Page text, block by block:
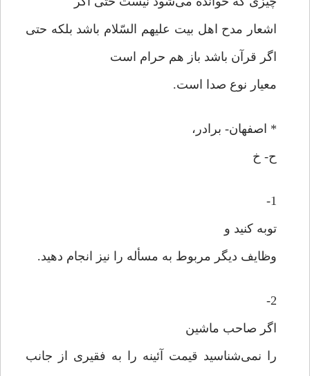
اشعار مدح اهل بیت علیهم السّلام باشد بلکه حتی
اگر قرآن باشد باز هم حرام است
معیار نوع صدا است.
* اصفهان- برادر،
ح- خ
1-
توبه کنید و
وظایف دیگر مربوط به مسأله را نیز انجام دهید.
2-
اگر صاحب ماشین
را نمی‌شناسید قیمت آئینه را به فقیری از جانب